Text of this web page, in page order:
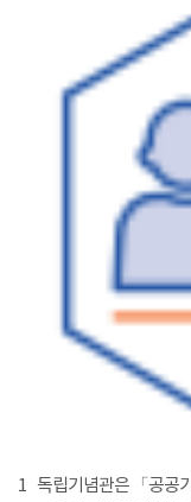
1 독립기념관은 「공공